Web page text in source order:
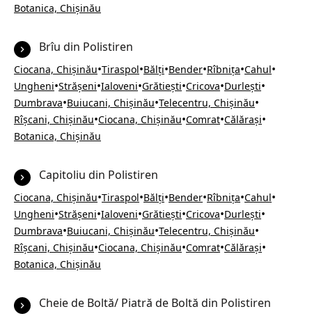
Botanica, Chișinău
Brîu din Polistiren
Ciocana, Chișinău•Tiraspol•Bălți•Bender•Rîbnița•Cahul•
Ungheni•Strășeni•Ialoveni•Grătiești•Cricova•Durlești•
Dumbrava•Buiucani, Chișinău•Telecentru, Chișinău•
Rîșcani, Chișinău•Ciocana, Chișinău•Comrat•Călărași•
Botanica, Chișinău
Capitoliu din Polistiren
Ciocana, Chișinău•Tiraspol•Bălți•Bender•Rîbnița•Cahul•
Ungheni•Strășeni•Ialoveni•Grătiești•Cricova•Durlești•
Dumbrava•Buiucani, Chișinău•Telecentru, Chișinău•
Rîșcani, Chișinău•Ciocana, Chișinău•Comrat•Călărași•
Botanica, Chișinău
Cheie de Boltă/ Piatră de Boltă din Polistiren